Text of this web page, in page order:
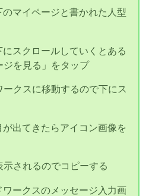
マイページと書かれた人型
スクロールしていくとある
ジを見る」をタップ
クスに移動するので下にス
出てきたらアイコン画像を
されるのでコピーする
ワークスのメッセージ入力画